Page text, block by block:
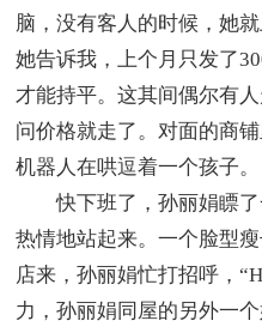
脑，没有客人的时候，她
她告诉我，上个月只发了
才能持平。这其间偶尔有
问价格就走了。对面的商
机器人在哄逗着一个孩子。
快下班了，孙丽娟瞟了
热情地站起来。一个脸型
店来，孙丽娟忙打招呼，
力，孙丽娟同屋的另外一